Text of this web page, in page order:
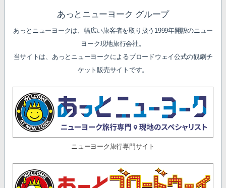
あっとニューヨーク グループ
あっとニューヨークは、幅広い旅客者を取り扱う1999年開設のニュー
ヨーク現地旅行会社。
当サイトは、あっとニューヨークによるブロードウェイ公式の観劇チ
ケット販売サイトです。
ニューヨーク旅行専門サイト